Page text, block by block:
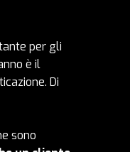
per gli
è il
Di
sono